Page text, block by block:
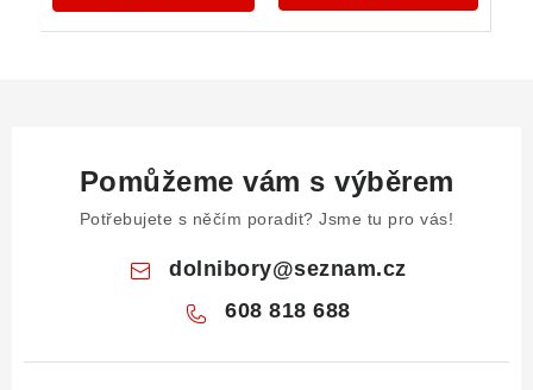
Pomůžeme vám s výběrem
Potřebujete s něčím poradit? Jsme tu pro vás!
dolnibory@seznam.cz
608 818 688